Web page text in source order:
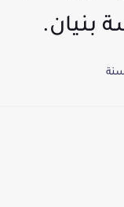
بنيان.